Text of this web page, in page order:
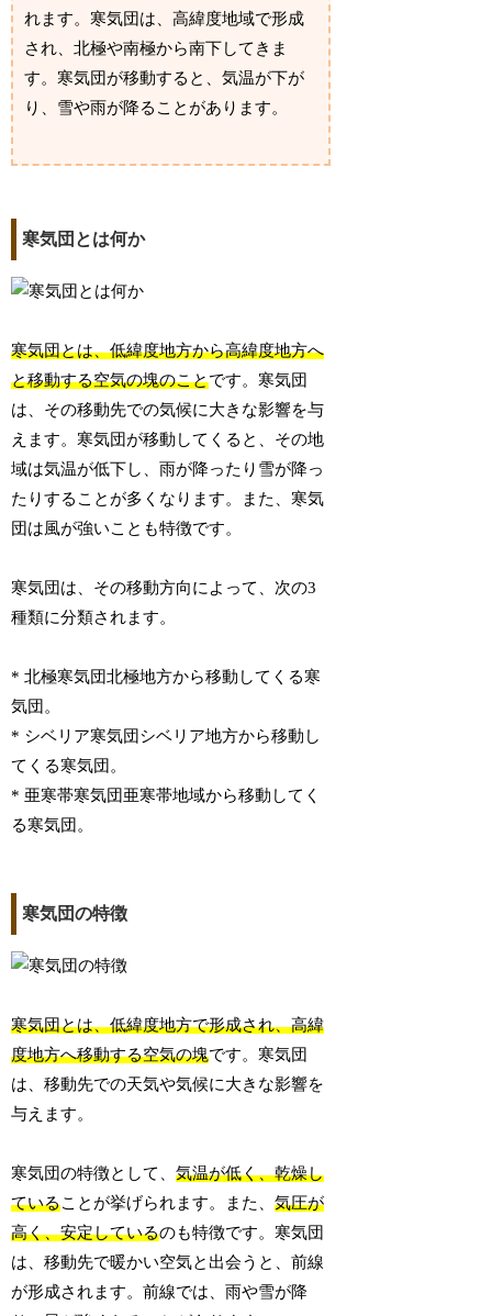
れます。寒気団は、高緯度地域で形成
され、北極や南極から南下してきま
す。寒気団が移動すると、気温が下が
り、雪や雨が降ることがあります。
寒気団とは何か
寒気団とは、低緯度地方から高緯度地方へ
と移動する空気の塊のことです。寒気団
は、その移動先での気候に大きな影響を与
えます。寒気団が移動してくると、その地
域は気温が低下し、雨が降ったり雪が降っ
たりすることが多くなります。また、寒気
団は風が強いことも特徴です。
寒気団は、その移動方向によって、次の3
種類に分類されます。
* 北極寒気団北極地方から移動してくる寒
気団。
* シベリア寒気団シベリア地方から移動し
てくる寒気団。
* 亜寒帯寒気団亜寒帯地域から移動してく
る寒気団。
寒気団の特徴
寒気団とは、低緯度地方で形成され、高緯
度地方へ移動する空気の塊です。寒気団
は、移動先での天気や気候に大きな影響を
与えます。
寒気団の特徴として、気温が低く、乾燥し
ていることが挙げられます。また、気圧が
高く、安定しているのも特徴です。寒気団
は、移動先で暖かい空気と出会うと、前線
が形成されます。前線では、雨や雪が降